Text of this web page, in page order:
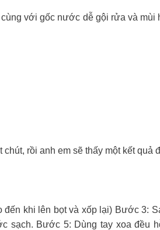
với gốc nước dễ gội rửa và mùi
rồi anh em sẽ thấy một kết quả
khi lên bọt và xốp lại) Bước 3:
sạch. Bước 5: Dùng tay xoa đều